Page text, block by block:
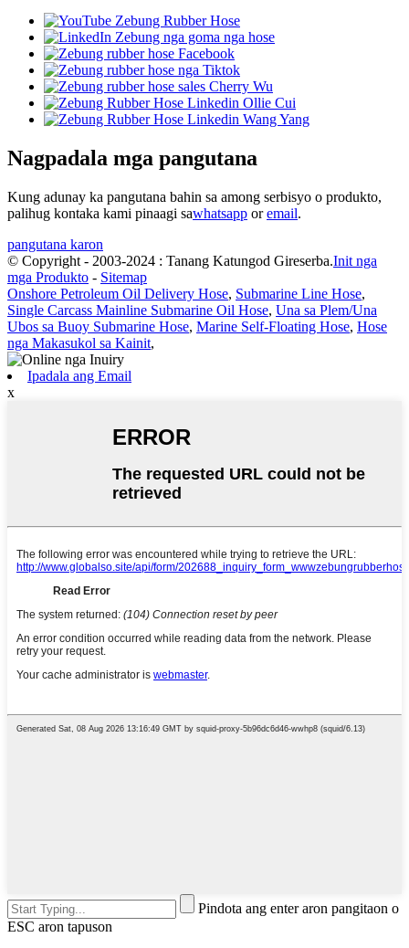
Nagpadala mga pangutana
Kung adunay ka pangutana bahin sa among serbisyo o produkto,
palihug kontaka kami pinaagi sawhatsapp oremail.
pangutana karon
© Copyright - 2003-2024 : Tanang Katungod Gireserba.Init nga
mga Produkto - Sitemap
Onshore Petroleum Oil Delivery Hose, Submarine Line Hose,
Single Carcass Mainline Submarine Oil Hose, Una sa Plem/Una
Ubos sa Buoy Submarine Hose, Marine Self-Floating Hose, Hose
nga Makasukol sa Kainit,
Ipadala ang Email
x
Pindota ang enter aron pangitaon o
ESC aron tapuson